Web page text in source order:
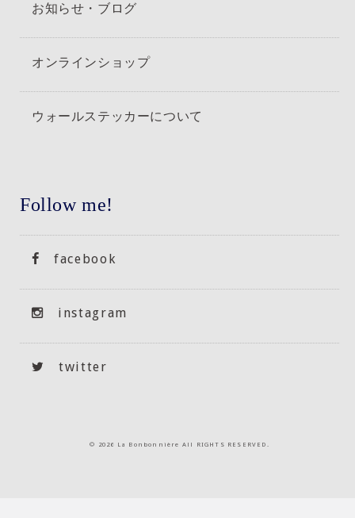
お知らせ・ブログ
オンラインショップ
ウォールステッカーについて
Follow me!
facebook
instagram
twitter
© 2026 La Bonbonnière All RIGHTS RESERVED.